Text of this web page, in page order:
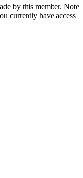
by this member. Note
currently have access